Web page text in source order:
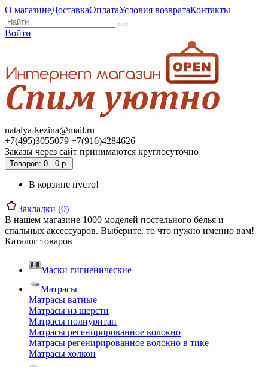
О магазинеДоставкаОплатаУсловия возвратаКонтакты
Войти
natalya-kezina@mail.ru
+7(495)3055079 +7(916)4284626
Заказы через сайт принимаются круглосуточно
Товаров: 0 - 0 р.
В корзине пусто!
Закладки (0)
В нашем магазине 1000 моделей постельного белья и
спальных аксессуаров. Выберите, то что нужно именно вам!
Каталог товаров
Маски гигиенические
Матрасы
Матрасы ватные
Матрасы из шерсти
Матрасы полиуритан
Матрасы регенирированное волокно
Матрасы регенирированное волокно в тике
Матрасы холкон